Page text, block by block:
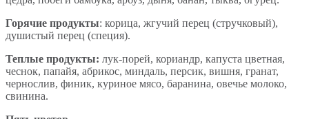
Горячие продукты: корица, жгучий перец (стручковый),
душистый перец (специя).
Теплые продукты: лук-порей, кориандр, капуста цветная,
чеснок, папайя, абрикос, миндаль, персик, вишня, гранат,
чернослив, финик, куриное мясо, баранина, овечье молоко,
свинина.